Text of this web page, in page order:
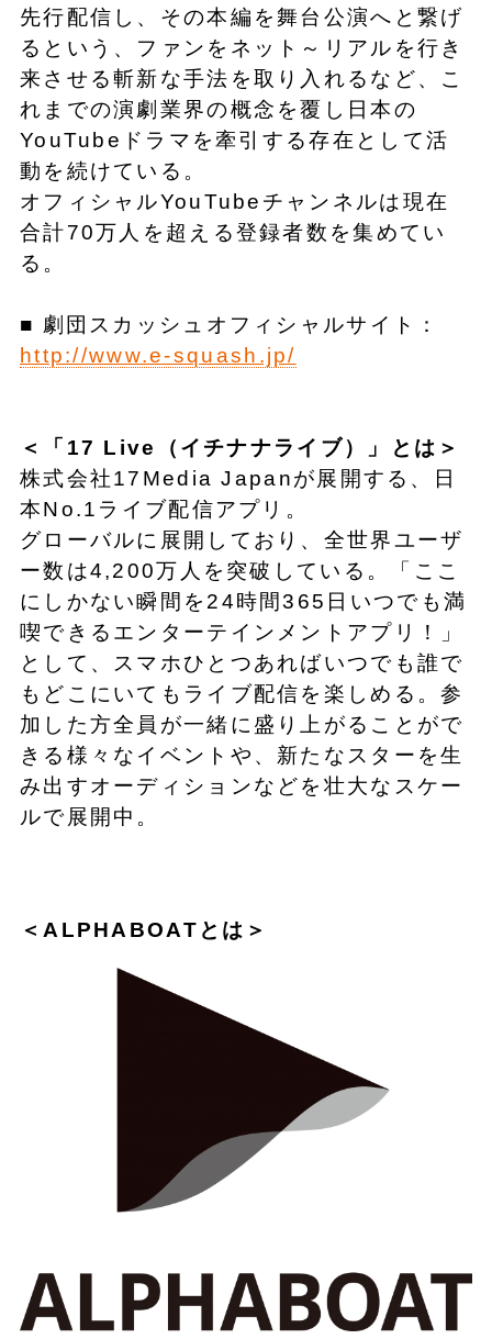
先行配信し、その本編を舞台公演へと繋げ
るという、ファンをネット～リアルを行き
来させる斬新な手法を取り入れるなど、こ
れまでの演劇業界の概念を覆し日本の
YouTubeドラマを牽引する存在として活
動を続けている。
オフィシャルYouTubeチャンネルは現在
合計70万人を超える登録者数を集めてい
る。
■ 劇団スカッシュオフィシャルサイト：
http://www.e-squash.jp/
＜「17 Live（イチナナライブ）」とは＞
株式会社17Media Japanが展開する、日
本No.1ライブ配信アプリ。
グローバルに展開しており、全世界ユーザ
ー数は4,200万人を突破している。「ここ
にしかない瞬間を24時間365日いつでも満
喫できるエンターテインメントアプリ！」
として、スマホひとつあればいつでも誰で
もどこにいてもライブ配信を楽しめる。参
加した方全員が一緒に盛り上がることがで
きる様々なイベントや、新たなスターを生
み出すオーディションなどを壮大なスケー
ルで展開中。
＜ALPHABOATとは＞